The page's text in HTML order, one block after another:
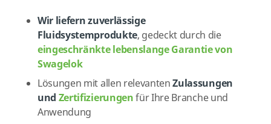
Wir liefern zuverlässige
Fluidsystemprodukte, gedeckt durch die
eingeschränkte lebenslange Garantie von
Swagelok
Lösungen mit allen relevantenZulassungen
und Zertifizierungenfür Ihre Branche und
Anwendung